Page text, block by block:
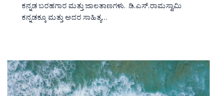
ಕನ್ನಡ ಬರಹಗಾರ ಮತ್ತು ಜಾಲತಾಣಗಳು. ಡಿ.ಎಸ್.ರಾಮಸ್ವಾಮಿ
ಕನ್ನಡಕ್ಕೂ ಮತ್ತು ಅದರ ಸಾಹಿತ್ಯ…